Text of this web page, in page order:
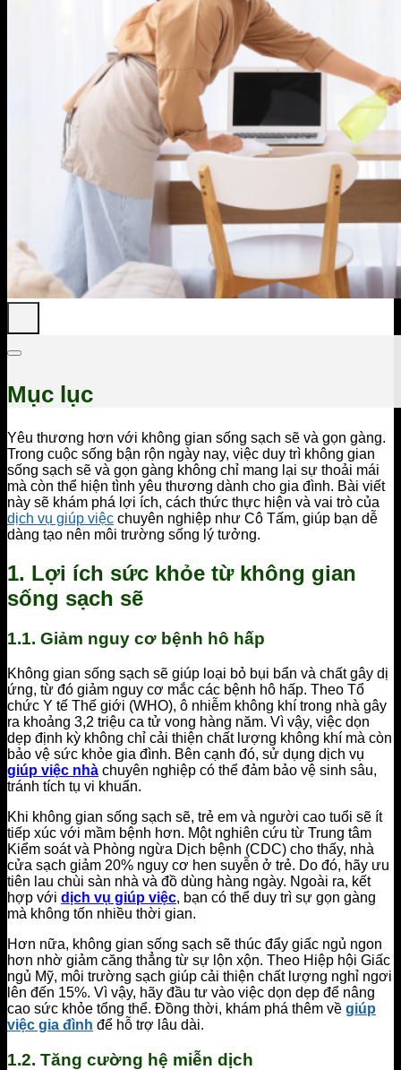
Mục lục
Yêu thương hơn với không gian sống sạch sẽ và gọn gàng.
Trong cuộc sống bận rộn ngày nay, việc duy trì không gian
sống sạch sẽ và gọn gàng không chỉ mang lại sự thoải mái
mà còn thể hiện tình yêu thương dành cho gia đình. Bài viết
này sẽ khám phá lợi ích, cách thức thực hiện và vai trò của
dịch vụ giúp việc chuyên nghiệp như Cô Tấm, giúp bạn dễ
dàng tạo nên môi trường sống lý tưởng.
1. Lợi ích sức khỏe từ không gian
sống sạch sẽ
1.1. Giảm nguy cơ bệnh hô hấp
Không gian sống sạch sẽ giúp loại bỏ bụi bẩn và chất gây dị
ứng, từ đó giảm nguy cơ mắc các bệnh hô hấp. Theo Tổ
chức Y tế Thế giới (WHO), ô nhiễm không khí trong nhà gây
ra khoảng 3,2 triệu ca tử vong hàng năm. Vì vậy, việc dọn
dẹp định kỳ không chỉ cải thiện chất lượng không khí mà còn
bảo vệ sức khỏe gia đình. Bên cạnh đó, sử dụng dịch vụ
giúp việc nhà chuyên nghiệp có thể đảm bảo vệ sinh sâu,
tránh tích tụ vi khuẩn.
Khi không gian sống sạch sẽ, trẻ em và người cao tuổi sẽ ít
tiếp xúc với mầm bệnh hơn. Một nghiên cứu từ Trung tâm
Kiểm soát và Phòng ngừa Dịch bệnh (CDC) cho thấy, nhà
cửa sạch giảm 20% nguy cơ hen suyễn ở trẻ. Do đó, hãy ưu
tiên lau chùi sàn nhà và đồ dùng hàng ngày. Ngoài ra, kết
hợp với dịch vụ giúp việc, bạn có thể duy trì sự gọn gàng
mà không tốn nhiều thời gian.
Hơn nữa, không gian sống sạch sẽ thúc đẩy giấc ngủ ngon
hơn nhờ giảm căng thẳng từ sự lộn xộn. Theo Hiệp hội Giấc
ngủ Mỹ, môi trường sạch giúp cải thiện chất lượng nghỉ ngơi
lên đến 15%. Vì vậy, hãy đầu tư vào việc dọn dẹp để nâng
cao sức khỏe tổng thể. Đồng thời, khám phá thêm về giúp
việc gia đình để hỗ trợ lâu dài.
1.2. Tăng cường hệ miễn dịch